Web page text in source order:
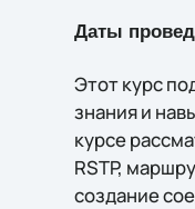
Даты
Этот курс
знания и
курсе
RSTP,
создание